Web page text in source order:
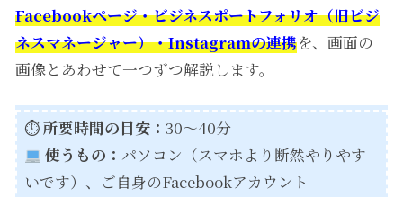
Facebookページ・ビジネスポートフォリオ（旧ビジ
ネスマネージャー）・Instagramの連携を、画面の
画像とあわせて一つずつ解説します。
⏱所要時間の目安：30〜40分
使うもの： パソコン（スマホより断然やりやす
いです）、ご自身のFacebookアカウント